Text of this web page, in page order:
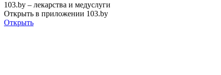
103.by – лекарства и медуслуги
Открыть в приложении 103.by
Открыть